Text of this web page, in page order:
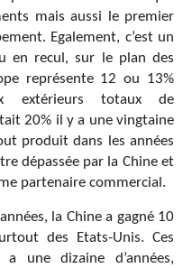
mais aussi le premier
Egalement, c’est un
en recul, sur le plan des
représente 12 ou 13%
extérieurs totaux de
20% il y a une vingtaine
produit dans les années
dépassée par la Chine et
partenaire commercial.
la Chine a gagné 10
des Etats-Unis. Ces
une dizaine d’années,